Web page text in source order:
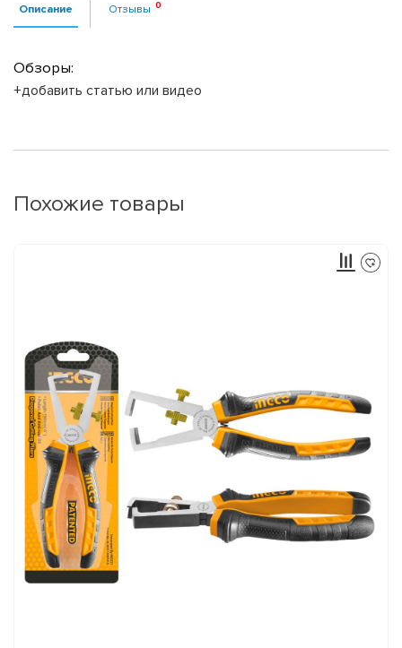
Описание Отзывы
Обзоры:
+добавить статью или видео
Похожие товары